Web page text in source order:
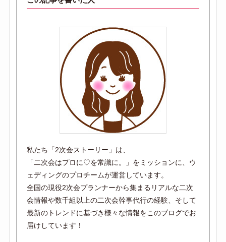
私たち「2次会ストーリー」は、
「二次会はプロに♡を常識に。」をミッションに、ウ
ェディングのプロチームが運営しています。
全国の現役2次会プランナーから集まるリアルな二次
会情報や数千組以上の二次会幹事代行の経験、そして
最新のトレンドに基づき様々な情報をこのブログでお
届けしています！